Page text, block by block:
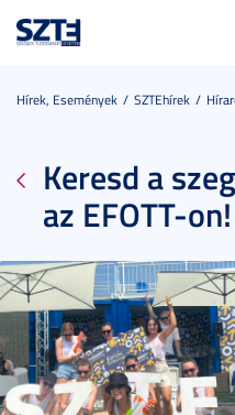
Hírek, Események SZTEhírek
Keresd a
az EFOTT-on!